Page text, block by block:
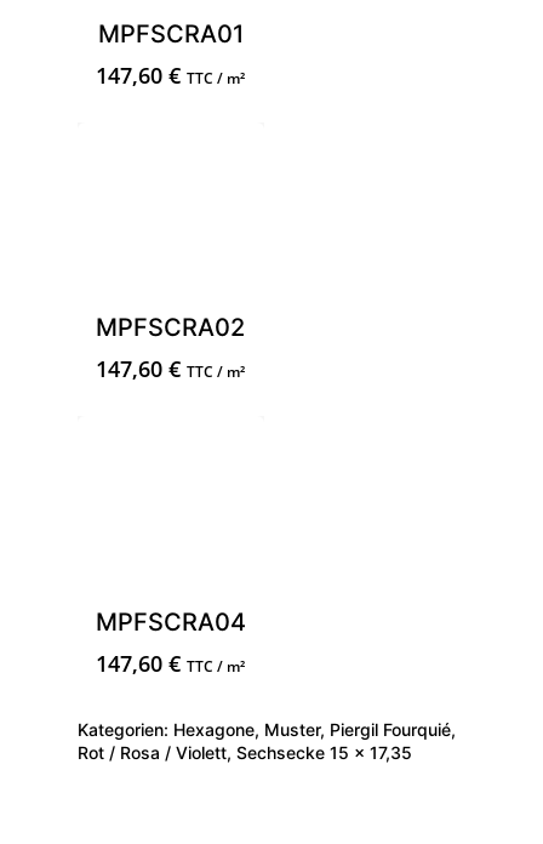
MPFSCRA01
147,60€ TTC / m²
MPFSCRA02
147,60€ TTC / m²
MPFSCRA04
147,60€ TTC / m²
Kategorien: Hexagone, Muster, Piergil Fourquié,
Rot / Rosa / Violett, Sechsecke 15 × 17,35